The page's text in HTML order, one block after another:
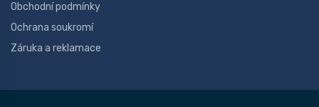
Obchodní podmínky
Ochrana soukromí
Záruka a reklamace